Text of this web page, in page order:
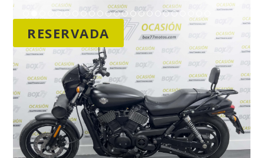
RESERVADA